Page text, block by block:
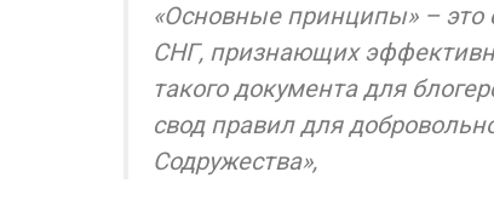
«Основные принципы» – это
СНГ, признающих
такого документа для
свод правил для
Содружества»,